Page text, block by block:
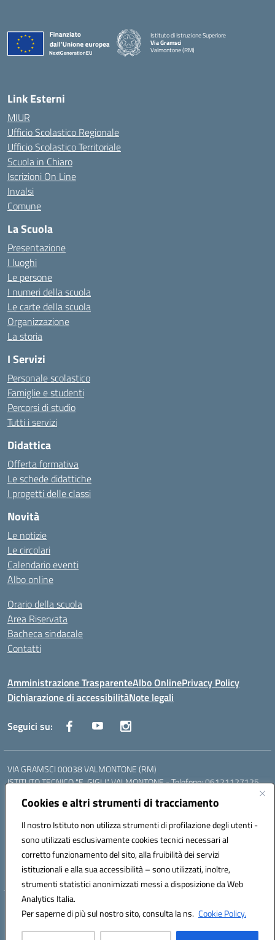
Cookies e altri strumenti di tracciamento
Il nostro Istituto non utilizza strumenti di profilazione degli utenti -
sono utilizzati esclusivamente cookies tecnici necessari al
corretto funzionamento del sito, alla fruibilità dei servizi
istituzionali e alla sua accessibilità – sono utilizzati, inoltre,
strumenti statistici anonimizzati messi a disposizione da Web
Analytics Italia.
Per saperne di più sul nostro sito, consulta la ns. Cookie Policy.
Istituto di Istruzione Superiore
Via Gramsci
Valmontone (RM)
Link Esterni
MIUR
Ufficio Scolastico Regionale
Ufficio Scolastico Territoriale
Scuola in Chiaro
Iscrizioni On Line
Invalsi
Comune
La Scuola
Presentazione
I luoghi
Le persone
I numeri della scuola
Le carte della scuola
Organizzazione
La storia
I Servizi
Personale scolastico
Famiglie e studenti
Percorsi di studio
Tutti i servizi
Didattica
Offerta formativa
Le schede didattiche
I progetti delle classi
Novità
Le notizie
Le circolari
Calendario eventi
Albo online
Orario della scuola
Area Riservata
Bacheca sindacale
Contatti
Amministrazione TrasparenteAlbo OnlinePrivacy Policy
Dichiarazione di accessibilitàNote legali
Seguici su:
VIA GRAMSCI 00038 VALMONTONE (RM)
ISTITUTO TECNICO "E. GIGLI" VALMONTONE - Telefono: 06121127125
06121126825
LICEO DELLE SCIENZE UMANE "P.L. NERVI" SEGNI - Telefono:
Mail: RMIS099002@istruzione.it - PEC: RMIS099002@pec.istruzione.it
Codice meccanografico: RMIS099002
Codice fiscale: 95036960581
Hosting & Powered by 3D Solution S.r.l.
Concept & Design by Designers Italia